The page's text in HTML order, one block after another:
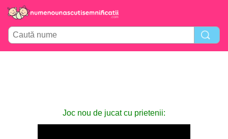
Joc nou de jucat cu prietenii: